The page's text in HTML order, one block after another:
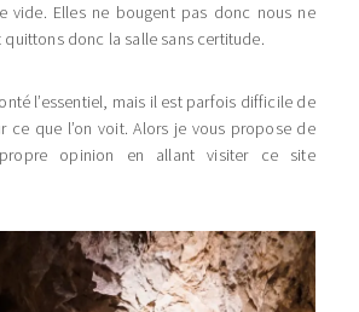
vide. Elles ne bougent pas donc nous ne
quittons donc la salle sans certitude.
l’essentiel, mais il est parfois difficile de
ce que l’on voit. Alors je vous propose de
opinion en allant visiter ce site